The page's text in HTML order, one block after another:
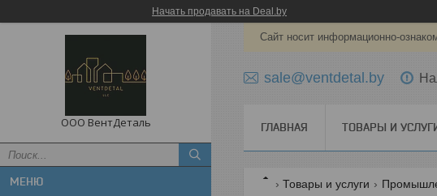
Начать продавать на Deal.by
ООО ВентДеталь
Сайт носит информационно-
sale@ventdetal.by
ГЛАВНАЯ ТОВАРЫ И
Товары и услуги